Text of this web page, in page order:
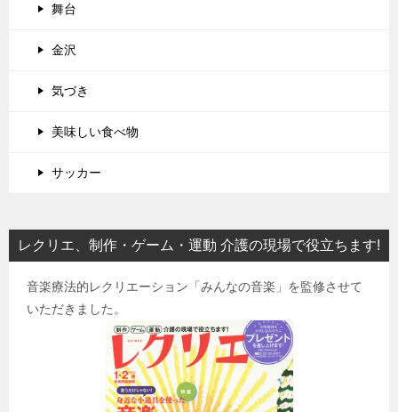
舞台
金沢
気づき
美味しい食べ物
サッカー
レクリエ、制作・ゲーム・運動 介護の現場で役立ちます!
音楽療法的レクリエーション「みんなの音楽」を監修させて
いただきました。